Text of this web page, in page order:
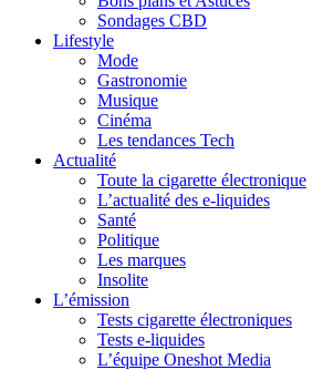
Sondages CBD
Lifestyle
Mode
Gastronomie
Musique
Cinéma
Les tendances Tech
Actualité
Toute la cigarette électronique
L’actualité des e-liquides
Santé
Politique
Les marques
Insolite
L’émission
Tests cigarette électroniques
Tests e-liquides
L’équipe Oneshot Media